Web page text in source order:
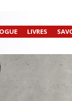
LIVRES